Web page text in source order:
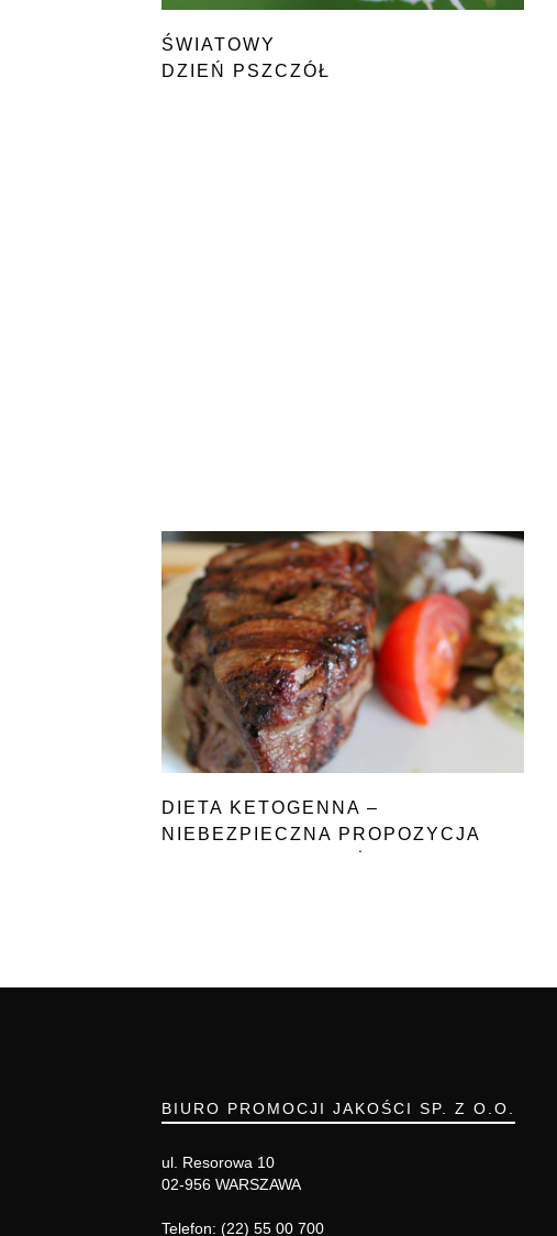
ŚWIATOWY
DZIEŃ PSZCZÓŁ
DIETA KETOGENNA –
NIEBEZPIECZNA PROPOZYCJA
BIURO PROMOCJI JAKOŚCI SP. Z O.O.
ul. Resorowa 10
02-956 WARSZAWA
Telefon: (22) 55 00 700